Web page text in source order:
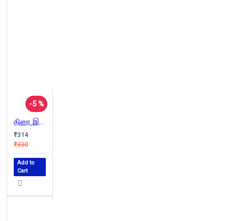
-5 %
திரை இசைப் பாடல்கள் (பாகம் 5)
₹314
₹330
Add to
Cart